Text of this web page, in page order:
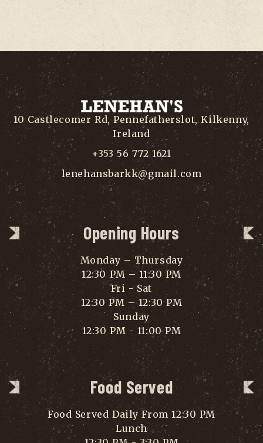
10 Castlecomer Rd, Pennefatherslot, Kilkenny,
Ireland
+353 56 772 1621
lenehansbarkk@gmail.com
Opening Hours
Monday – Thursday
12:30 PM – 11:30 PM
Fri - Sat
12:30 PM – 12:30 PM
Sunday
12:30 PM - 11:00 PM
Food Served
Food Served Daily From 12:30 PM
Lunch